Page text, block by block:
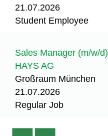
21.07.2026
Student Employee
Sales Manager (m/w/d)
HAYS AG
Großraum München
21.07.2026
Regular Job